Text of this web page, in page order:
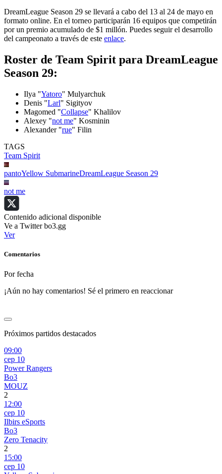
DreamLeague Season 29 se llevará a cabo del 13 al 24 de mayo en
formato online. En el torneo participarán 16 equipos que competirán
por un premio acumulado de $1 millón. Puedes seguir el desarrollo
del campeonato a través de este enlace.
Roster de Team Spirit para DreamLeague
Season 29:
Ilya "Yatoro" Mulyarchuk
Denis "Larl" Sigityov
Magomed "Collapse" Khalilov
Alexey "not me" Kosminin
Alexander "rue" Filin
TAGS
Team Spirit
pantoYellow SubmarineDreamLeague Season 29
not me
Contenido adicional disponible
Ve a Twitter bo3.gg
Ver
Comentarios
Por fecha
¡Aún no hay comentarios! Sé el primero en reaccionar
Próximos partidos destacados
09:00
сер 10
Power Rangers
Bo3
MOUZ
2
12:00
сер 10
Ilbirs eSports
Bo3
Zero Tenacity
2
15:00
сер 10